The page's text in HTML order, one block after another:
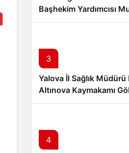
Başhekim Yardımcısı
Hayırlı Olsun Ziyareti
3
Yalova İl Sağlık Müdürü
Altınova Kaymakamı
Hayırlı Olsun Ziyareti
4